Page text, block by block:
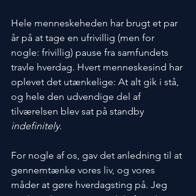
Hele menneskeheden har brugt et par
år på at tage en ufrivillig (men for
nogle: frivillig) pause fra samfundets
travle hverdag. Hvert menneskesind har
oplevet det utænkelige: At alt gik i stå,
og hele den udvendige del af
tilværelsen blev sat på standby
indefinitely.
For nogle af os, gav det anledning til at
gennemtænke vores liv, og vores
måder at gøre hverdagsting på. Jeg